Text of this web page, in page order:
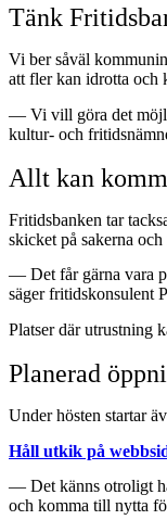
Tänk
Vi ber såväl
att fler kan idrotta och
— Vi vill göra det
kultur- och
Allt kan
Fritidsbanken tar
skicket på sakerna
— Det får gärna vara
säger fritidskonsulent
Platser där utrustning
Planerad
Under hösten startar
Håll utkik på
— Det känns otroligt
och komma till nytta